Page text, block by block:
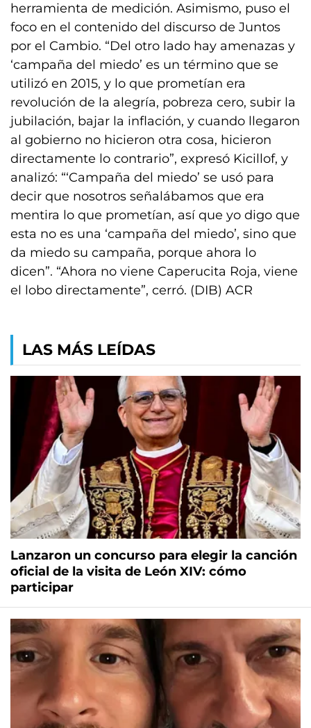
herramienta de medición. Asimismo, puso el
foco en el contenido del discurso de Juntos
por el Cambio. “Del otro lado hay amenazas y
‘campaña del miedo’ es un término que se
utilizó en 2015, y lo que prometían era
revolución de la alegría, pobreza cero, subir la
jubilación, bajar la inflación, y cuando llegaron
al gobierno no hicieron otra cosa, hicieron
directamente lo contrario”, expresó Kicillof, y
analizó: “‘Campaña del miedo’ se usó para
decir que nosotros señalábamos que era
mentira lo que prometían, así que yo digo que
esta no es una ‘campaña del miedo’, sino que
da miedo su campaña, porque ahora lo
dicen”. “Ahora no viene Caperucita Roja, viene
el lobo directamente”, cerró. (DIB) ACR
LAS MÁS LEÍDAS
Lanzaron un concurso para elegir la canción
oficial de la visita de León XIV: cómo
participar